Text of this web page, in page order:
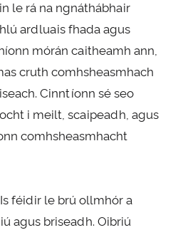
le rá na ngnáthábhair
ardluais fhada agus
mórán caitheamh ann,
cruth comhsheasmhach
Cinntíonn sé seo
i meilt, scaipeadh, agus
comhsheasmhacht
féidir le brú ollmhór a
agus briseadh. Oibriú